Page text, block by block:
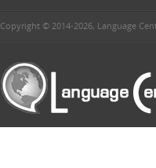
Copyright © 2014-2026, Language